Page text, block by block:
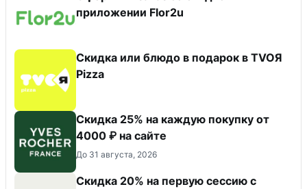
приложении Flor2u
Скидка или блюдо в подарок в TVOЯ
Pizza
Скидка 25% на каждую покупку от
4000 ₽ на сайте
До 31 августа, 2026
Скидка 20% на первую сессию с